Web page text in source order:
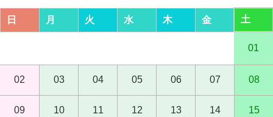
日 月 火 水 木 金 土
01
02 03 04 05 06 07 08
09 10 11 12 13 14 15